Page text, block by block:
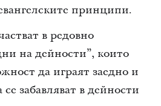
принципи.
в редовно
на дейности”, които
да играят заедно и
забавляват в дейности